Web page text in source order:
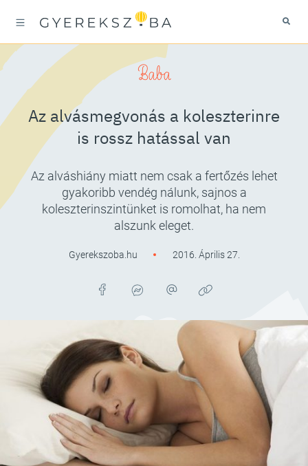
Baba
Az alvásmegvonás a koleszterinre
is rossz hatással van
Az alváshiány miatt nem csak a fertőzés lehet
gyakoribb vendég nálunk, sajnos a
koleszterinszintünket is romolhat, ha nem
alszunk eleget.
Gyerekszoba.hu 2016. Április 27.